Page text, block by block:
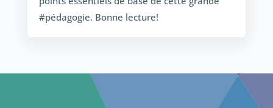
#pédagogie. Bonne lecture!